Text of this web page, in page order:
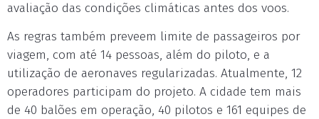
avaliação das condições climáticas antes dos voos.
As regras também preveem limite de passageiros por
viagem, com até 14 pessoas, além do piloto, e a
utilização de aeronaves regularizadas. Atualmente, 12
operadores participam do projeto. A cidade tem mais
de 40 balões em operação, 40 pilotos e 161 equipes de